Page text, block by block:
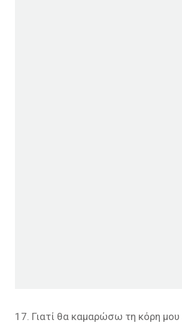
17. Γιατί θα καμαρώσω τη κόρη μου